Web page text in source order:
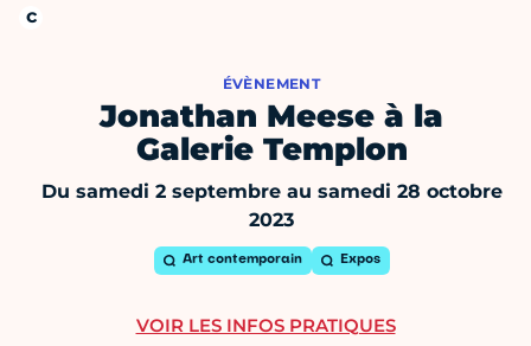
ÉVÈNEMENT
Jonathan Meese à la
Galerie Templon
Du samedi 2 septembre au samedi 28 octobre
2023
Art contemporain Expos
VOIR LES INFOS PRATIQUES